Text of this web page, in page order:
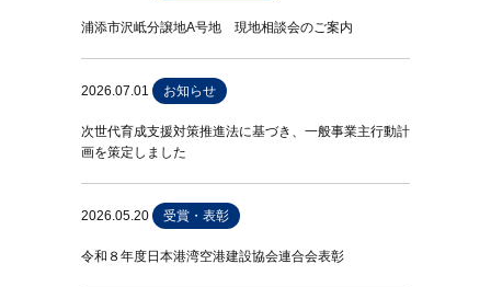
浦添市沢岻分譲地A号地 現地相談会のご案内
2026.07.01 お知らせ
次世代育成支援対策推進法に基づき、一般事業主行動計
画を策定しました
2026.05.20 受賞・表彰
令和８年度日本港湾空港建設協会連合会表彰